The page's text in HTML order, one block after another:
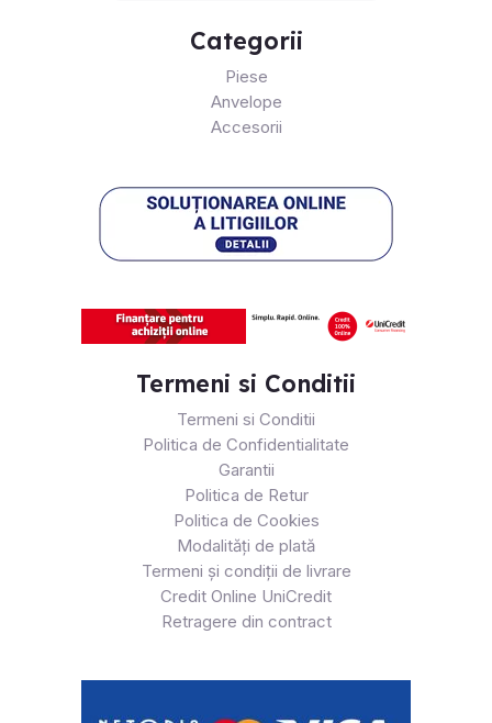
Categorii
Piese
Anvelope
Accesorii
Termeni si Conditii
Termeni si Conditii
Politica de Confidentialitate
Garantii
Politica de Retur
Politica de Cookies
Modalități de plată
Termeni și condiții de livrare
Credit Online UniCredit
Retragere din contract